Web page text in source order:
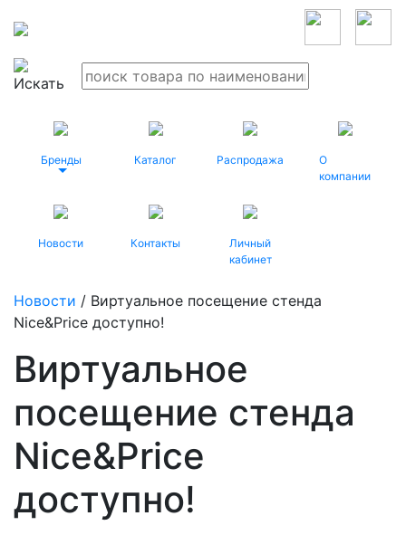
Бренды Каталог Распродажа
О
компании
Новости Контакты
Личный
кабинет
Новости / Виртуальное посещение стенда
Nice&Price доступно!
Виртуальное
посещение стенда
Nice&Price
доступно!